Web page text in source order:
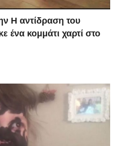
Η αντίδραση του
ένα κομμάτι χαρτί στο